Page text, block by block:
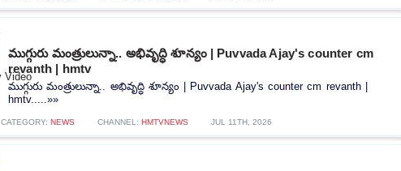
ముగ్గురు మంత్రులున్నా.. అభివృద్ధి శూన్యం | Puvvada Ajay's counter cm
revanth | hmtv
ముగ్గురు మంత్రులున్నా.. అభివృద్ధి శూన్యం | Puvvada Ajay's counter cm revanth |
hmtv.....»»
CATEGORY: NEWS CHANNEL: HMTVNEWS JUL 11TH, 2026